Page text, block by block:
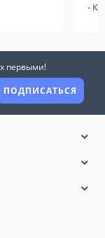
-
первыми!
ПОДПИСАТЬСЯ